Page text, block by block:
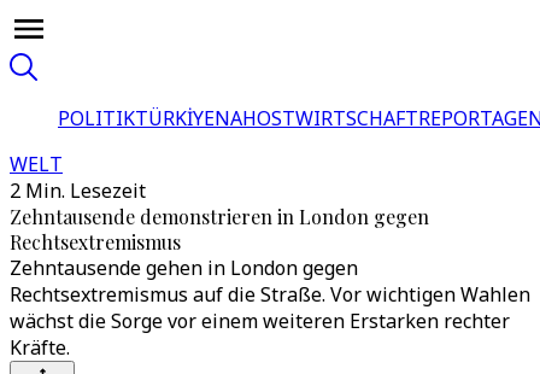
POLITIKTÜRKİYENAHOSTWIRTSCHAFT
WELT
2 Min. Lesezeit
Zehntausende demonstrieren in London gegen
Rechtsextremismus
Zehntausende gehen in London gegen
Rechtsextremismus auf die Straße. Vor wichtigen Wahlen
wächst die Sorge vor einem weiteren Erstarken rechter
Kräfte.